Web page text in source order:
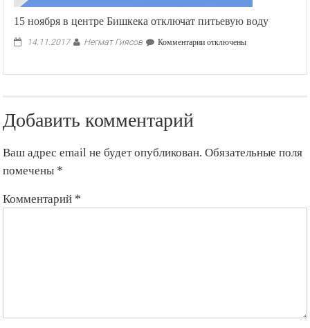
15 ноября в центре Бишкека отключат питьевую воду
14.11.2017 Негмат Гиясов Комментариик
воду
отключены
Добавить комментарий
Ваш адрес email не будет опубликован. Обязательные поля
помечены *
Комментарий *